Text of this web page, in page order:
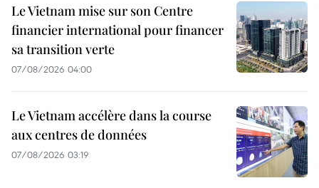
Le Vietnam mise sur son Centre
financier international pour financer
sa transition verte
07/08/2026 04:00
Le Vietnam accélère dans la course
aux centres de données
07/08/2026 03:19